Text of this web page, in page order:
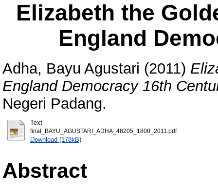
Elizabeth the
England
Adha, Bayu Agustari (2011)
England Democracy 16th
Negeri Padang.
Text
final_BAYU_AGUSTARI_ADHA_48205_1800_2011.pdf
Download (178kB)
Abstract